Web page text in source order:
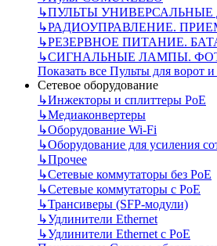
↳ПУЛЬТЫ УНИВЕРСАЛЬНЫЕ
↳РАДИОУПРАВЛЕНИЕ.
↳РЕЗЕРВНОЕ ПИТАНИЕ.
↳СИГНАЛЬНЫЕ ЛАМПЫ.
Показать все Пульты для ворот
Сетевое оборудование
↳Инжекторы и сплиттеры РоЕ
↳Медиаконвертеры
↳Оборудование Wi-Fi
↳Оборудование для усиления
↳Прочее
↳Сетевые коммутаторы без РоЕ
↳Сетевые коммутаторы с РоЕ
↳Трансиверы (SFP-модули)
↳Удлинители Ethernet
↳Удлинители Ethernet с PoE